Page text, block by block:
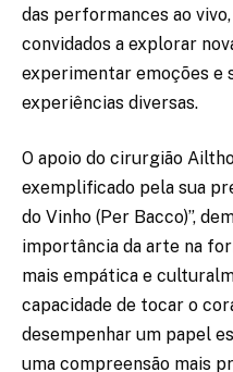
das performances ao
convidados a explorar
experimentar emoções e
experiências diversas.
O apoio do cirurgião
exemplificado pela sua
do Vinho (Per Bacco)”,
importância da arte na
mais empática e
capacidade de tocar o
desempenhar um papel
uma compreensão mais